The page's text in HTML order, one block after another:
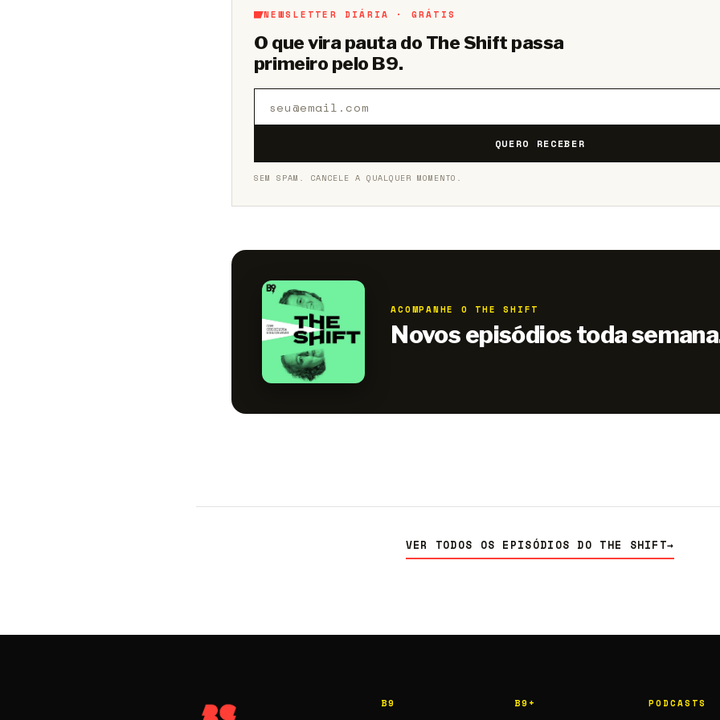
NEWSLETTER DIÁRIA · GRÁTIS
O que vira pauta do The Shift passa
primeiro pelo B9.
QUERO RECEBER
SEM SPAM. CANCELE A QUALQUER MOMENTO.
ACOMPANHE O THE SHIFT
Novos episódios toda
VER TODOS OS EPISÓDIOS DO THE SHIFT→
B9 B9+ PODCASTS